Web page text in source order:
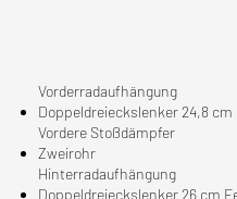
Vorderradaufhängung
Doppeldreieckslenker 24,8 cm
Vordere Stoßdämpfer
Zweirohr
Hinterradaufhängung
Doppeldreieckslenker 26 cm